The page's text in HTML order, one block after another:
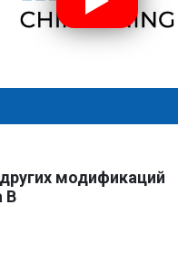
модификаций
B